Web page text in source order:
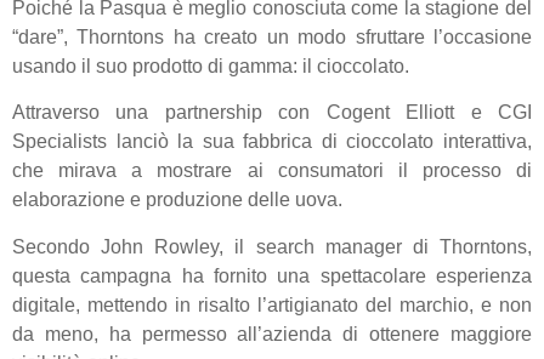
Poiché la Pasqua è meglio conosciuta come la stagione del
“dare”, Thorntons ha creato un modo sfruttare l’occasione
usando il suo prodotto di gamma: il cioccolato.
Attraverso una partnership con Cogent Elliott e CGI
Specialists lanciò la sua fabbrica di cioccolato interattiva,
che mirava a mostrare ai consumatori il processo di
elaborazione e produzione delle uova.
Secondo John Rowley, il search manager di Thorntons,
questa campagna ha fornito una spettacolare esperienza
digitale, mettendo in risalto l’artigianato del marchio, e non
da meno, ha permesso all’azienda di ottenere maggiore